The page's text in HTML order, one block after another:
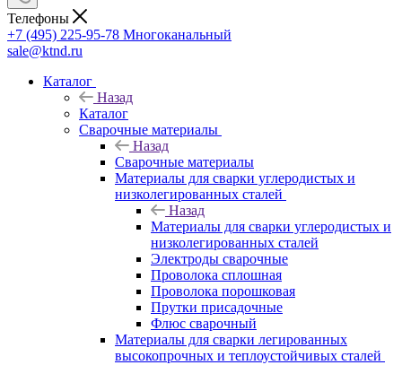
Телефоны
+7 (495) 225-95-78 Многоканальный
sale@ktnd.ru
Каталог
Назад
Каталог
Сварочные материалы
Назад
Сварочные материалы
Материалы для сварки углеродистых и
низколегированных сталей
Назад
Материалы для сварки углеродистых и
низколегированных сталей
Электроды сварочные
Проволока сплошная
Проволока порошковая
Прутки присадочные
Флюс сварочный
Материалы для сварки легированных
высокопрочных и теплоустойчивых сталей